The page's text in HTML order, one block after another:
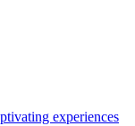
experiences